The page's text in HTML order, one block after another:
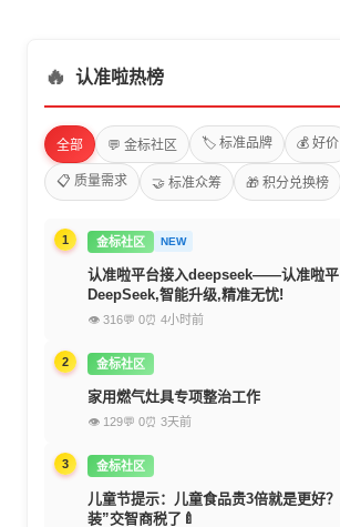
🔥 认准啦热榜
全部 💬 金标社区 🏷️ 标准品牌 💰 好价
📋 质量需求 🤝 标准众筹 🎁 积分兑换榜
1 金标社区 NEW
认准啦平台接入deepseek——认准啦平
DeepSeek,智能升级,精准无忧!
👁 316💬 0⏰ 4小时前
2 金标社区
家用燃气灶具专项整治工作
👁 129💬 0⏰ 3天前
3 金标社区
儿童节提示：儿童食品贵3倍就是更好
装”交智商税了🍼